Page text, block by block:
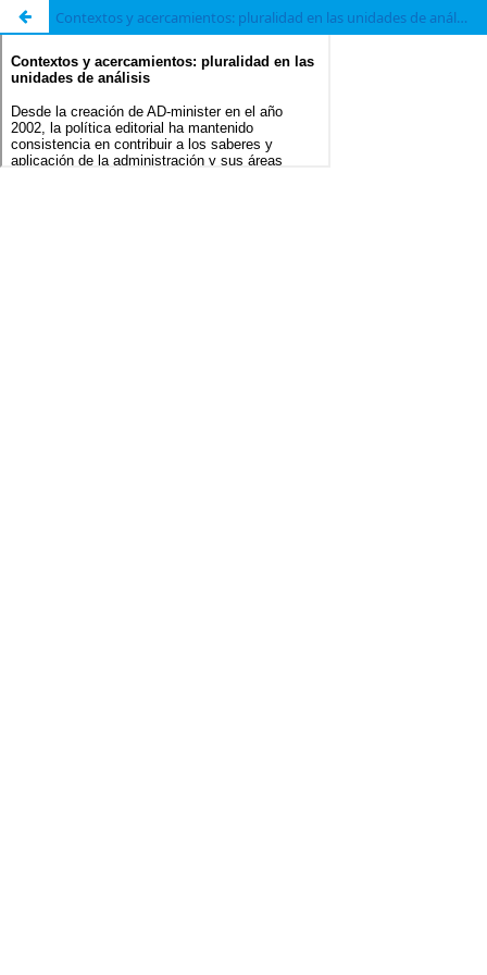
Contextos y acercamientos: pluralidad en las unidades de análisis